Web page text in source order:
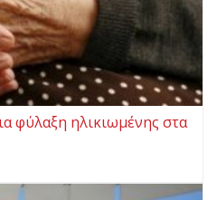
φύλαξη ηλικιωμένης στα